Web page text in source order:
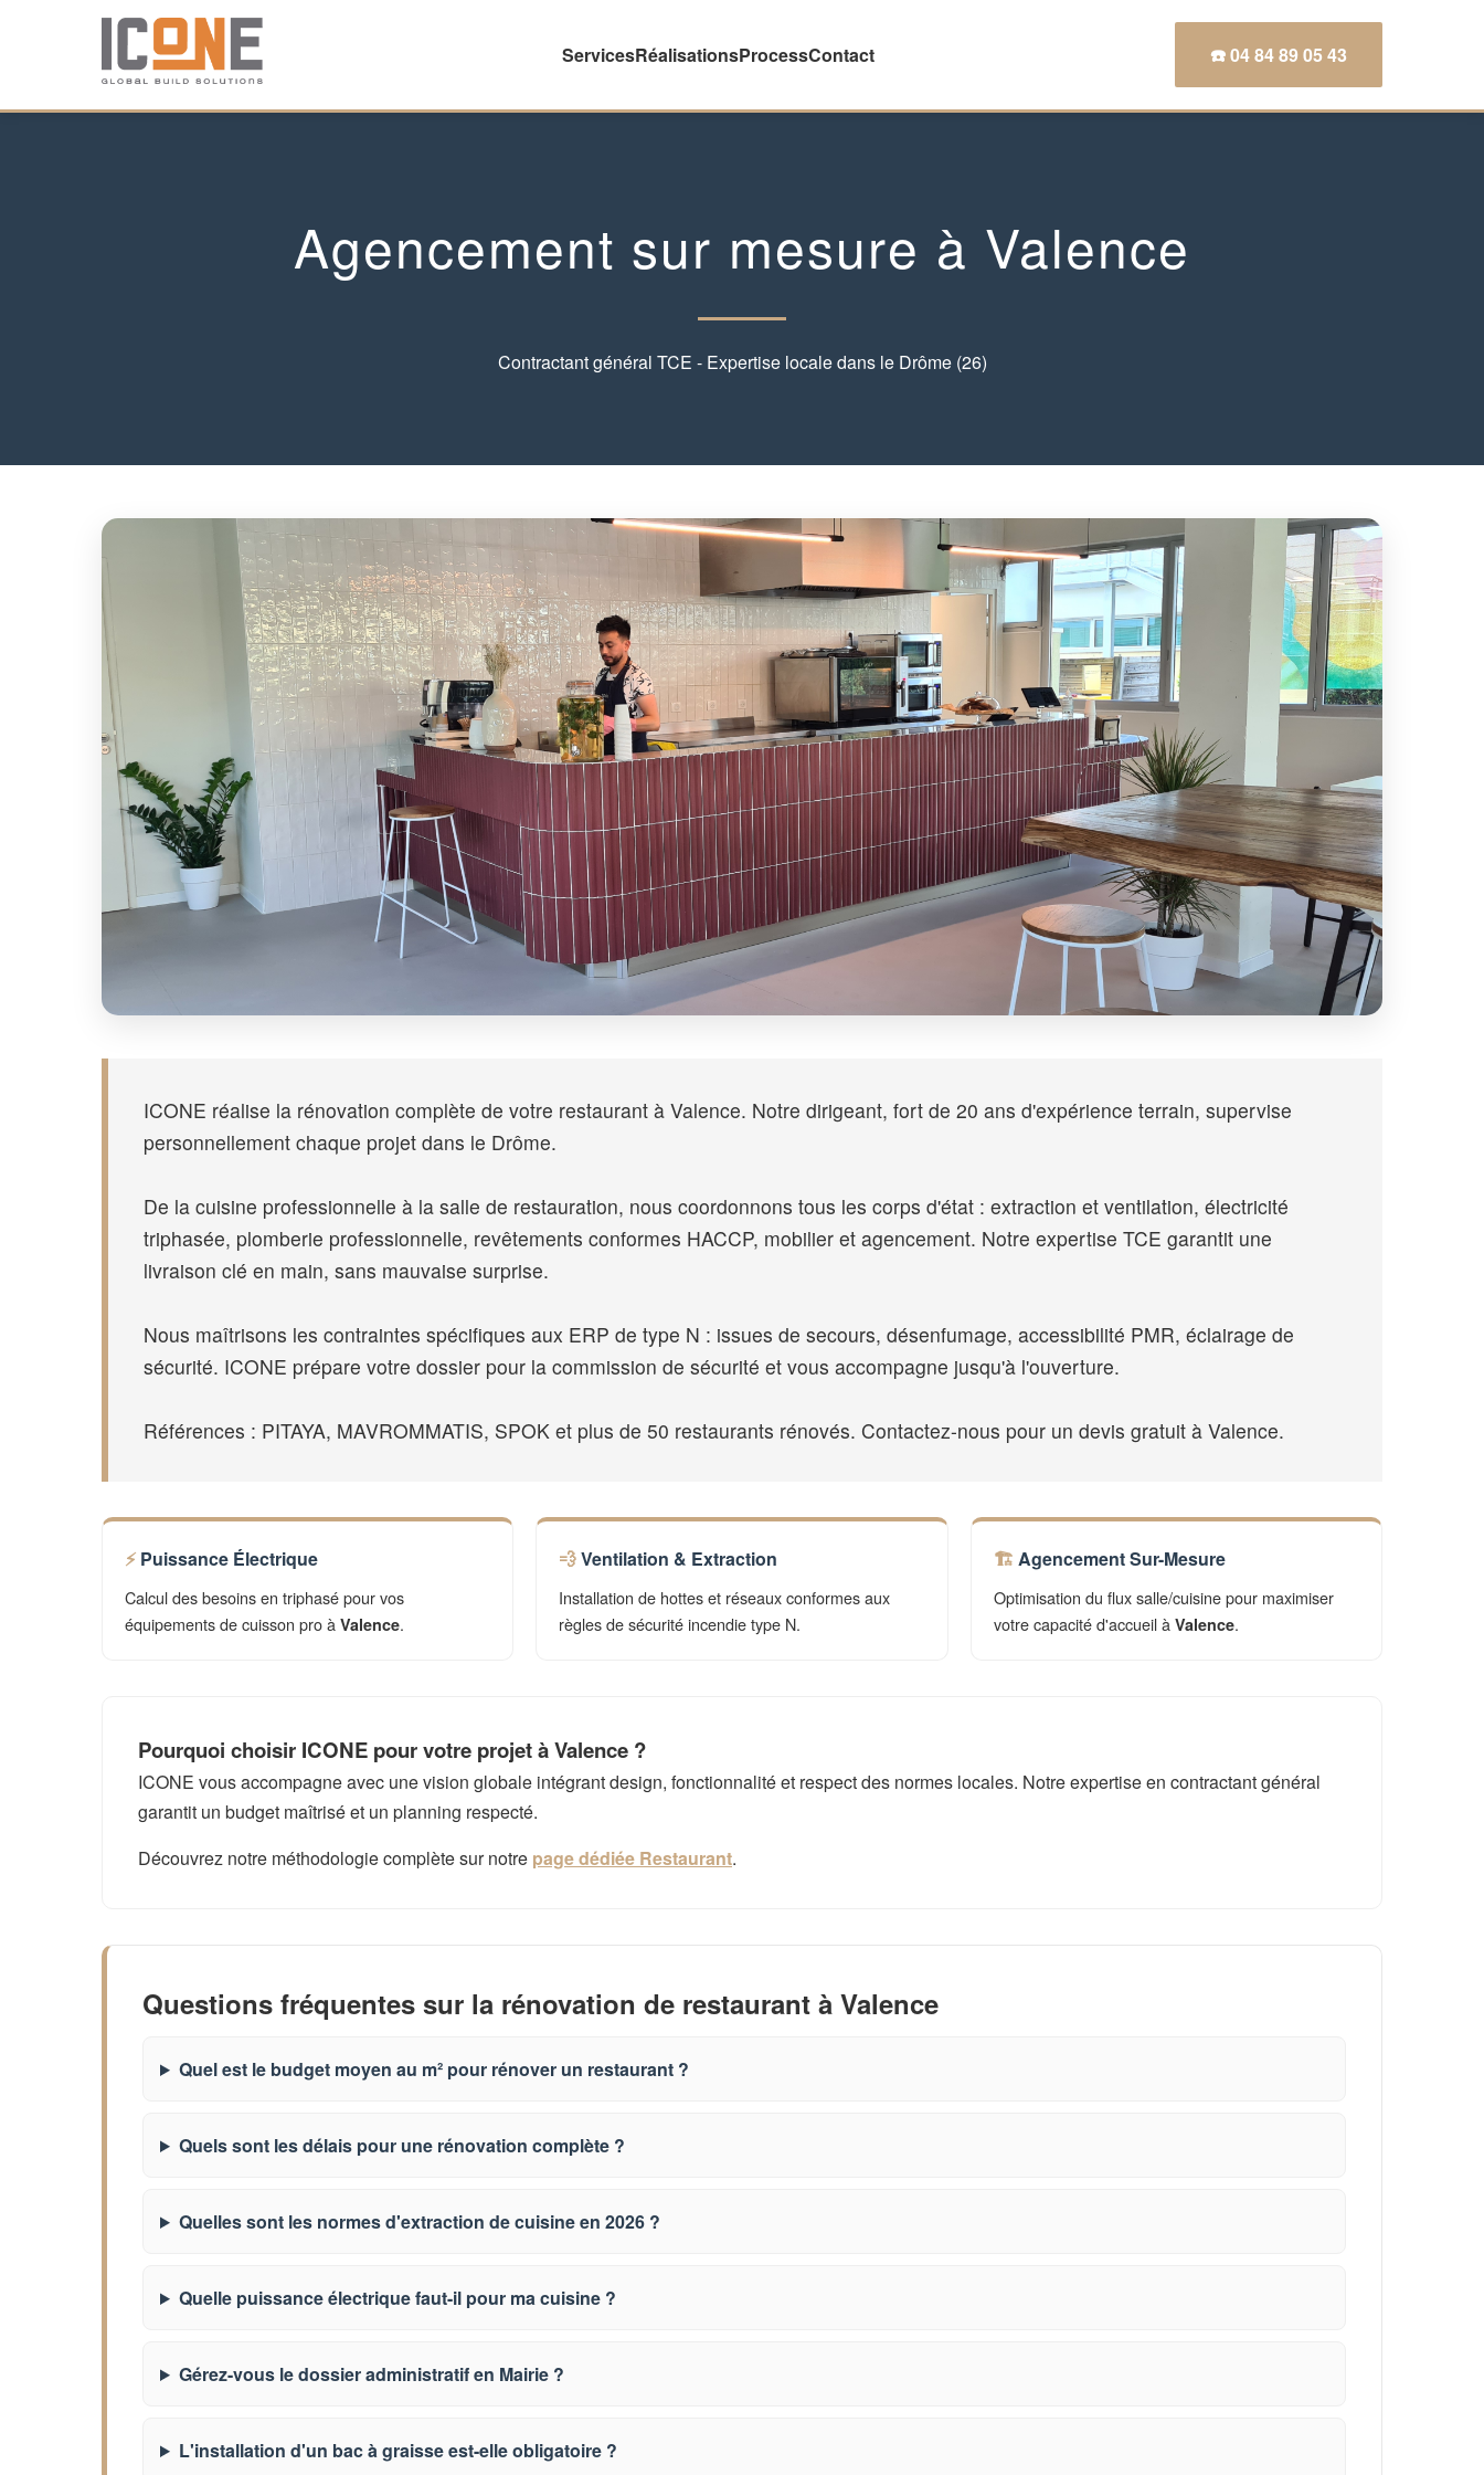
ServicesRéalisationsProcessContact ☎️ 04 84 89 05 43
Agencement sur mesure à Valence
Contractant général TCE - Expertise locale dans le Drôme (26)
ICONE réalise la rénovation complète de votre restaurant à Valence. Notre dirigeant, fort de 20 ans d'expérience terrain, supervise
personnellement chaque projet dans le Drôme.
De la cuisine professionnelle à la salle de restauration, nous coordonnons tous les corps d'état : extraction et ventilation, électricité
triphasée, plomberie professionnelle, revêtements conformes HACCP, mobilier et agencement. Notre expertise TCE garantit une
livraison clé en main, sans mauvaise surprise.
Nous maîtrisons les contraintes spécifiques aux ERP de type N : issues de secours, désenfumage, accessibilité PMR, éclairage de
sécurité. ICONE prépare votre dossier pour la commission de sécurité et vous accompagne jusqu'à l'ouverture.
Références : PITAYA, MAVROMMATIS, SPOK et plus de 50 restaurants rénovés. Contactez-nous pour un devis gratuit à Valence.
Puissance Électrique
Calcul des besoins en triphasé pour vos
équipements de cuisson pro à Valence.
Ventilation & Extraction
Installation de hottes et réseaux conformes aux
règles de sécurité incendie type N.
Agencement Sur-Mesure
Optimisation du flux salle/cuisine pour maximiser
votre capacité d'accueil à Valence.
Pourquoi choisir ICONE pour votre projet à Valence ?
ICONE vous accompagne avec une vision globale intégrant design, fonctionnalité et respect des normes locales. Notre expertise en contractant général
garantit un budget maîtrisé et un planning respecté.
Découvrez notre méthodologie complète sur notre page dédiée Restaurant.
Questions fréquentes sur la rénovation de restaurant à Valence
Quel est le budget moyen au m² pour rénover un restaurant ?
Quels sont les délais pour une rénovation complète ?
Quelles sont les normes d'extraction de cuisine en 2026 ?
Quelle puissance électrique faut-il pour ma cuisine ?
Gérez-vous le dossier administratif en Mairie ?
L'installation d'un bac à graisse est-elle obligatoire ?